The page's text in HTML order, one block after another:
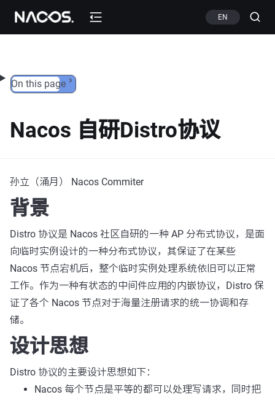
Skip to content EN
On this page
Nacos 自研Distro协议
孙立（涌月） Nacos Commiter
背景
Distro 协议是 Nacos 社区自研的一种 AP 分布式协议，是面
向临时实例设计的一种分布式协议，其保证了在某些
Nacos 节点宕机后，整个临时实例处理系统依旧可以正常
工作。作为一种有状态的中间件应用的内嵌协议，Distro 保
证了各个 Nacos 节点对于海量注册请求的统一协调和存
储。
设计思想
Distro 协议的主要设计思想如下：
Nacos 每个节点是平等的都可以处理写请求，同时把